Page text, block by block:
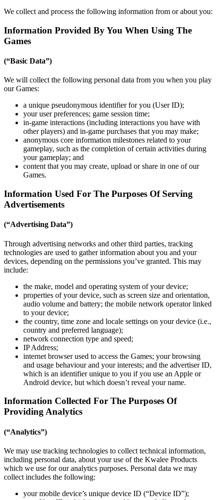
We collect and process the following information from or about you:
Information Provided By You When Using The
Games
(“Basic Data”)
We will collect the following personal data from you when you play
our Games:
a unique pseudonymous identifier for you (User ID);
your user preferences; game session time;
in-game interactions (including interactions you have with
other players) and in-game purchases that you may make;
anonymous core information milestones related to your
gameplay, such as the completion of certain activities during
your gameplay; and
content that you may create, upload or share in one of our
Games.
Information Used For The Purposes Of Serving
Advertisements
(“Advertising Data”)
Through advertising networks and other third parties, tracking
technologies are used to gather information about you and your
devices, depending on the permissions you’ve granted. This may
include:
the make, model and operating system of your device;
properties of your device, such as screen size and orientation,
audio volume and battery; the mobile network operator linked
to your device;
the country, time zone and locale settings on your device (i.e.,
country and preferred language);
network connection type and speed;
IP Address;
internet browser used to access the Games; your browsing
and usage behaviour and your interests; and the advertiser ID,
which is an identifier unique to you if you use an Apple or
Android device, but which doesn’t reveal your name.
Information Collected For The Purposes Of
Providing Analytics
(“Analytics”)
We may use tracking technologies to collect technical information,
including personal data, about your use of the Kwalee Products
which we use for our analytics purposes. Personal data we may
collect includes the following:
your mobile device’s unique device ID (“Device ID”);